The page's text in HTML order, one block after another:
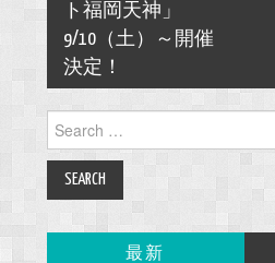
ト福岡天神」
9/10（土）～開催
決定！
for:
最新